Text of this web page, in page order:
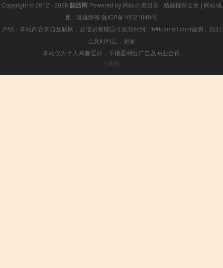
Copyright © 2012 - 2026 陇西网 Powered by 网站分类目录 | 精选推荐文章 | 网站地
图 | 疑难解答 陇ICP备10021840号
声明：本站内容来自互联网，如信息有错误可发邮件到f_fb#foxmail.com说明，我们
会及时纠正，谢谢
本站仅为个人兴趣爱好，不接盈利性广告及商业合作
小男孩